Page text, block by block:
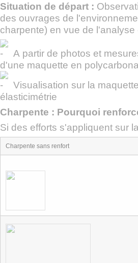
Situation de départ :
des ouvrages de
charpente) en vue de
A partir de photos et
d'une maquette en
Visualisation sur la
élasticimétrie
Charpente : Pourquoi
Si des efforts s'appliquent sur
Charpente sans renfort